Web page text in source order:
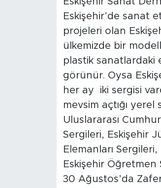
Eskişehir’de sanat
projeleri olan
ülkemizde bir
plastik sanatlardaki
görünür. Oysa
her ay iki sergisi
mevsim açtığı
Uluslararası
Sergileri, Eskişehir
Elemanları
Eskişehir Öğretmen
30 Ağustos’da